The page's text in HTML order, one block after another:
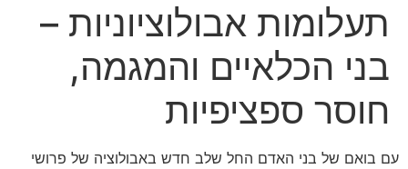
תעלומות אבולוציוניות –
בני הכלאיים והמגמה,
חוסר ספציפיות
עם בואם של בני האדם החל שלב חדש באבולוציה של פרושי